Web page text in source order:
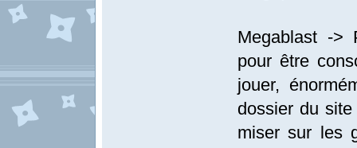
Megablast ->
pour être
jouer,
dossier du
miser sur les